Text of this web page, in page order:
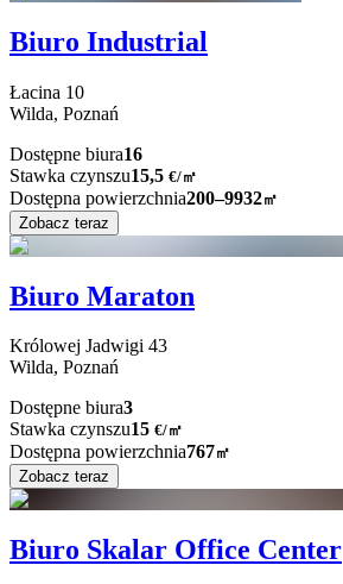
Biuro Industrial
Łacina 10
Wilda, Poznań
Dostępne biura16
Stawka czynszu15,5 €/㎡
Dostępna powierzchnia200–9932㎡
Zobacz teraz
Biuro Maraton
Królowej Jadwigi 43
Wilda, Poznań
Dostępne biura3
Stawka czynszu15 €/㎡
Dostępna powierzchnia767㎡
Zobacz teraz
Biuro Skalar Office Center